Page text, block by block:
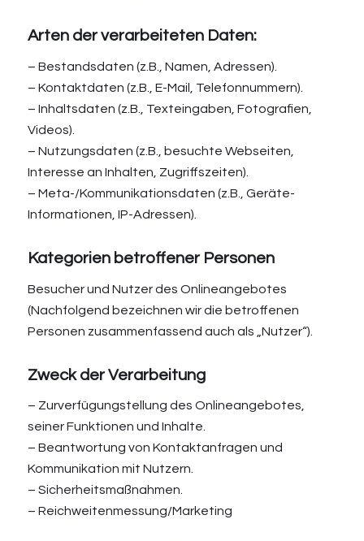
Arten der verarbeiteten Daten:
– Bestandsdaten (z.B., Namen, Adressen).
– Kontaktdaten (z.B., E-Mail, Telefonnummern).
– Inhaltsdaten (z.B., Texteingaben, Fotografien,
Videos).
– Nutzungsdaten (z.B., besuchte Webseiten,
Interesse an Inhalten, Zugriffszeiten).
– Meta-/Kommunikationsdaten (z.B., Geräte-
Informationen, IP-Adressen).
Kategorien betroffener Personen
Besucher und Nutzer des Onlineangebotes
(Nachfolgend bezeichnen wir die betroffenen
Personen zusammenfassend auch als „Nutzer“).
Zweck der Verarbeitung
– Zurverfügungstellung des Onlineangebotes,
seiner Funktionen und Inhalte.
– Beantwortung von Kontaktanfragen und
Kommunikation mit Nutzern.
– Sicherheitsmaßnahmen.
– Reichweitenmessung/Marketing